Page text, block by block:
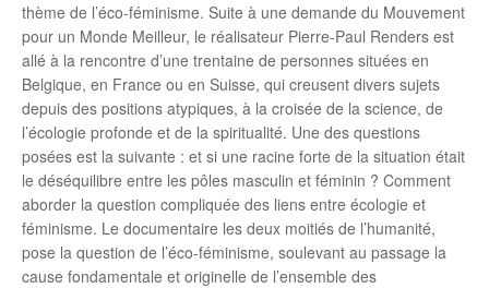
thème de l’éco-féminisme. Suite à une demande du Mouvement
pour un Monde Meilleur, le réalisateur Pierre-Paul Renders est
allé à la rencontre d’une trentaine de personnes situées en
Belgique, en France ou en Suisse, qui creusent divers sujets
depuis des positions atypiques, à la croisée de la science, de
l’écologie profonde et de la spiritualité. Une des questions
posées est la suivante : et si une racine forte de la situation était
le déséquilibre entre les pôles masculin et féminin ? Comment
aborder la question compliquée des liens entre écologie et
féminisme. Le documentaire les deux moitiés de l’humanité,
pose la question de l’éco-féminisme, soulevant au passage la
cause fondamentale et originelle de l’ensemble des